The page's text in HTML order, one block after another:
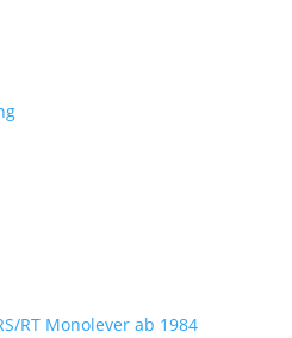
RT Monolever ab 1984